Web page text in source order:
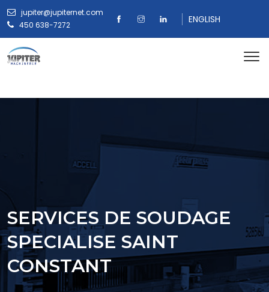
jupiter@jupiternet.com
450 638-7272
ENGLISH
SERVICES DE SOUDAGE
SPECIALISE SAINT
CONSTANT